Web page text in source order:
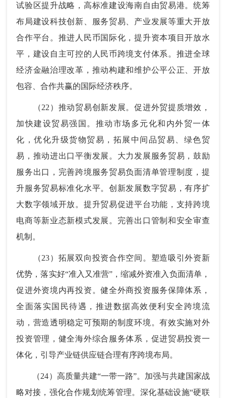
试验区提升战略，高标准建设海南自由贸易港。统筹
布局建设科技创新、服务贸易、产业发展等重大开放
合作平台。推进人民币国际化，提升资本项目开放水
平，建设自主可控的人民币跨境支付体系。推进全球
经济金融治理改革，推动构建和维护公平公正、开放
包容、合作共赢的国际经济秩序。
（22）推动贸易创新发展。促进外贸提质增效，
加快建设贸易强国。推动市场多元化和内外贸一体
化，优化升级货物贸易，拓展中间品贸易、绿色贸
易，推动进出口平衡发展。大力发展服务贸易，鼓励
服务出口，完善跨境服务贸易负面清单管理制度，提
升服务贸易标准化水平。创新发展数字贸易，有序扩
大数字领域开放。提升贸易促进平台功能，支持跨境
电商等新业态新模式发展。完善出口管制和安全审查
机制。
（23）拓展双向投资合作空间。塑造吸引外资新
优势，落实好“准入又准营”，缩减外资准入负面清单，
促进外资境内再投资。健全外商投资服务保障体系，
全面落实国民待遇，推进数据高效便利安全跨境流
动，营造透明稳定可预期的制度环境。有效实施对外
投资管理，健全海外综合服务体系，促进贸易投资一
体化，引导产业链供应链合理有序跨境布局。
（24）高质量共建“一带一路”。加强与共建国家战
略对接，强化合作规划统筹管理。深化基础设施“硬联